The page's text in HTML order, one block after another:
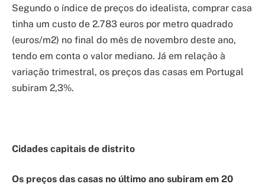
Segundo o índice de preços do idealista, comprar casa
tinha um custo de 2.783 euros por metro quadrado
(euros/m2) no final do mês de novembro deste ano,
tendo em conta o valor mediano. Já em relação à
variação trimestral, os preços das casas em Portugal
subiram 2,3%.
Cidades capitais de distrito
Os preços das casas no último ano subiram em 20